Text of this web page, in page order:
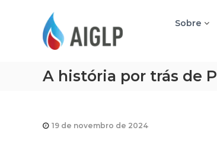
Sobre
A história por trás de
19 de novembro de 2024